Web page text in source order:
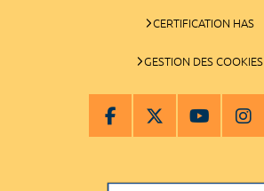
CERTIFICATION HAS
GESTION DES COOKIES